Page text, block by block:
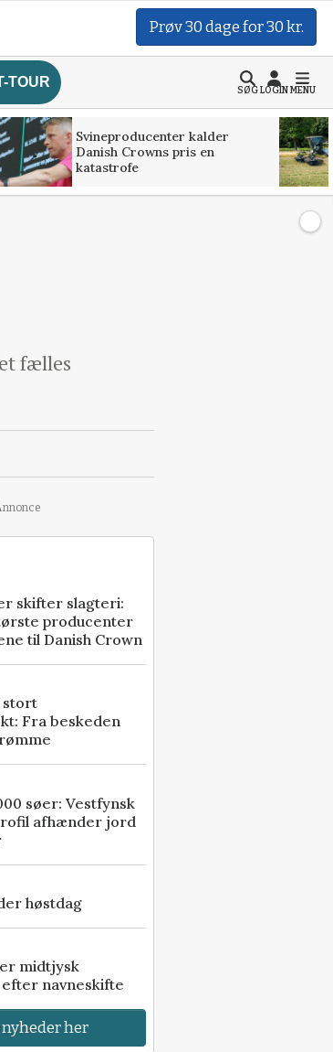
Prøv 30 dage for 30 kr.
TOUR
SØGLOGINMENU
Svineproducenter kalder
Danish Crowns pris en
katastrofe
fælles
skifter slagteri:
producenter
til Danish Crown
stort
Fra beskeden
søer: Vestfynsk
afhænder jord
høstdag
midtjysk
navneskifte
nyheder her